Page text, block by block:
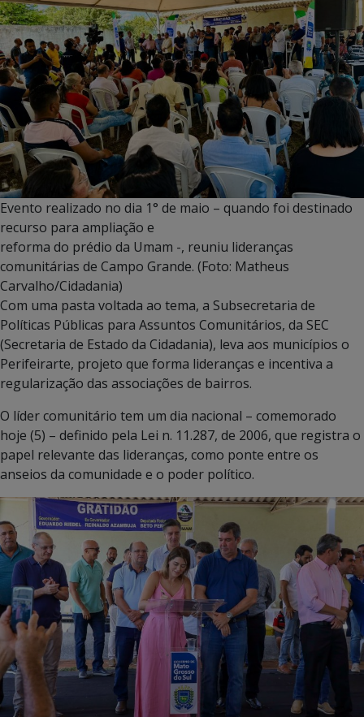
Evento realizado no dia 1° de maio – quando foi destinado
recurso para ampliação e
reforma do prédio da Umam -, reuniu lideranças
comunitárias de Campo Grande. (Foto: Matheus
Carvalho/Cidadania)
Com uma pasta voltada ao tema, a Subsecretaria de
Políticas Públicas para Assuntos Comunitários, da SEC
(Secretaria de Estado da Cidadania), leva aos municípios o
Perifeirarte, projeto que forma lideranças e incentiva a
regularização das associações de bairros.
O líder comunitário tem um dia nacional – comemorado
hoje (5) – definido pela Lei n. 11.287, de 2006, que registra o
papel relevante das lideranças, como ponte entre os
anseios da comunidade e o poder político.